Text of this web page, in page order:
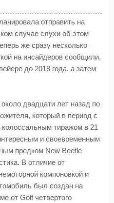
отправить на
случае слухи об этом
же сразу несколько
на инсайдеров сообщили,
до 2018 года, а затем
двадцати лет назад по
который в период с
тиражом в 21
и своевременным
предком New Beetle
В отличие от
компоновкой и
был создан на
от Golf четвертого